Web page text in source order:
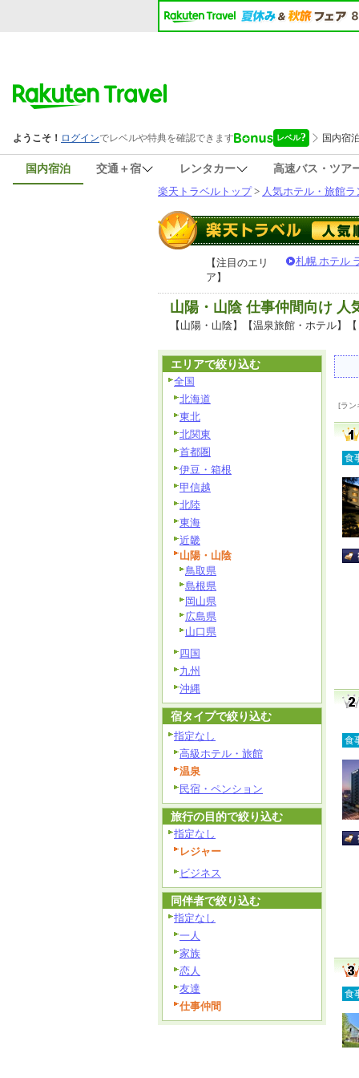
国内宿泊 交通＋宿 レンタカー
高速バス・ツア
楽天トラベルトップ> 人気ホテル・旅館ラ
【注目のエリ
ア】
札幌 ホテル
山陽・山陰 仕事仲間向け 人
【山陽・山陰】【温泉旅館・ホテル】
[ラン
食
食
食
エリアで絞り込む
全国
北海道
東北
北関東
首都圏
伊豆・箱根
甲信越
北陸
東海
近畿
山陽・山陰
鳥取県
島根県
岡山県
広島県
山口県
四国
九州
沖縄
宿タイプで絞り込む
指定なし
高級ホテル・旅館
温泉
民宿・ペンション
旅行の目的で絞り込む
指定なし
レジャー
ビジネス
同伴者で絞り込む
指定なし
一人
家族
恋人
友達
仕事仲間